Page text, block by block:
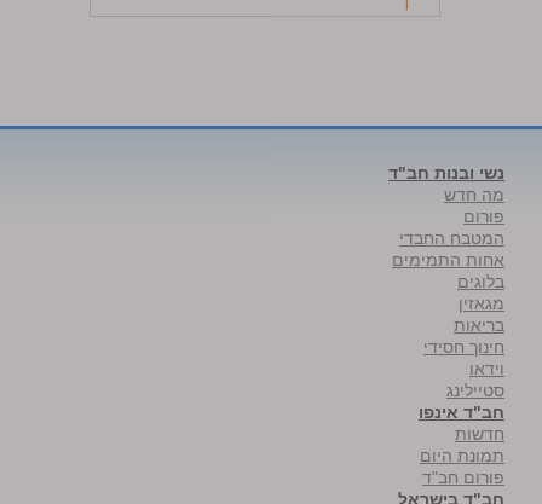
נשי ובנות חב"ד
מה חדש
פורום
המטבח החבדי
אחות התמימים
בלוגים
מגאזין
בריאות
חינוך חסידי
וידאו
סטיילינג
חב"ד אינפו
חדשות
תמונת היום
פורום חב"ד
חב"ד בישראל